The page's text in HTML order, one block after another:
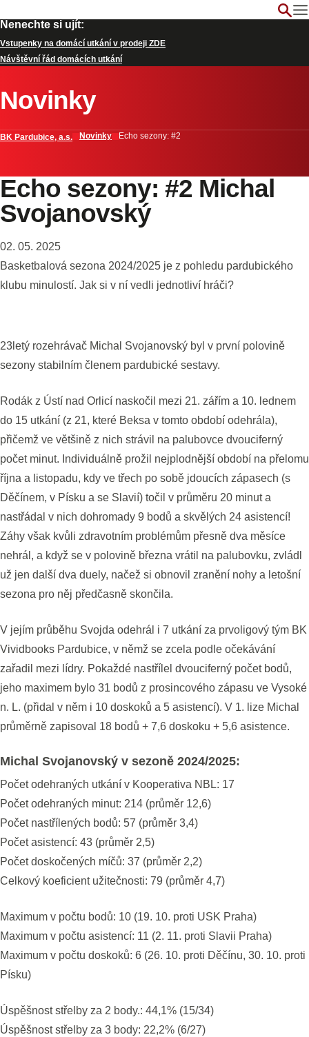
Nenechte si ujít:
Vstupenky na domácí utkání v prodeji ZDE
Návštěvní řád domácích utkání
Novinky
BK Pardubice, a.s. Novinky Echo sezony: #2
Echo sezony: #2 Michal
Svojanovský
02. 05. 2025
Basketbalová sezona 2024/2025 je z pohledu pardubického
klubu minulostí. Jak si v ní vedli jednotliví hráči?
23letý rozehrávač Michal Svojanovský byl v první polovině
sezony stabilním členem pardubické sestavy.
Rodák z Ústí nad Orlicí naskočil mezi 21. zářím a 10. lednem
do 15 utkání (z 21, které Beksa v tomto období odehrála),
přičemž ve většině z nich strávil na palubovce dvouciferný
počet minut. Individuálně prožil nejplodnější období na přelomu
října a listopadu, kdy ve třech po sobě jdoucích zápasech (s
Děčínem, v Písku a se Slavií) točil v průměru 20 minut a
nastřádal v nich dohromady 9 bodů a skvělých 24 asistencí!
Záhy však kvůli zdravotním problémům přesně dva měsíce
nehrál, a když se v polovině března vrátil na palubovku, zvládl
už jen další dva duely, načež si obnovil zranění nohy a letošní
sezona pro něj předčasně skončila.
V jejím průběhu Svojda odehrál i 7 utkání za prvoligový tým BK
Vividbooks Pardubice, v němž se zcela podle očekávání
zařadil mezi lídry. Pokaždé nastřílel dvouciferný počet bodů,
jeho maximem bylo 31 bodů z prosincového zápasu ve Vysoké
n. L. (přidal v něm i 10 doskoků a 5 asistencí). V 1. lize Michal
průměrně zapisoval 18 bodů + 7,6 doskoku + 5,6 asistence.
Michal Svojanovský v sezoně 2024/2025:
Počet odehraných utkání v Kooperativa NBL: 17
Počet odehraných minut: 214 (průměr 12,6)
Počet nastřílených bodů: 57 (průměr 3,4)
Počet asistencí: 43 (průměr 2,5)
Počet doskočených míčů: 37 (průměr 2,2)
Celkový koeficient užitečnosti: 79 (průměr 4,7)
Maximum v počtu bodů: 10 (19. 10. proti USK Praha)
Maximum v počtu asistencí: 11 (2. 11. proti Slavii Praha)
Maximum v počtu doskoků: 6 (26. 10. proti Děčínu, 30. 10. proti
Písku)
Úspěšnost střelby za 2 body.: 44,1% (15/34)
Úspěšnost střelby za 3 body: 22,2% (6/27)